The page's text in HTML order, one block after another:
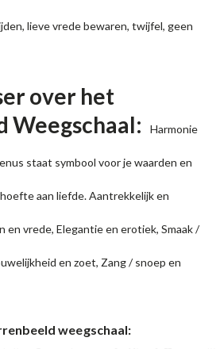
lieve vrede bewaren, twijfel, geen
over het
Weegschaal:
Harmonie
staat symbool voor je waarden en
aan liefde. Aantrekkelijk en
en vrede, Elegantie en erotiek, Smaak /
en zoet, Zang / snoep en
weegschaal: